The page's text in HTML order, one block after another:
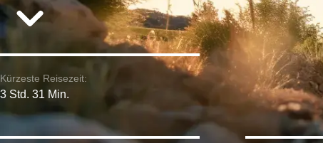
Kürzeste Reisezeit:
3 Std. 31 Min.